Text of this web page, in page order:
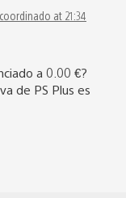
at 21:34
a 0.00 €?
de PS Plus es